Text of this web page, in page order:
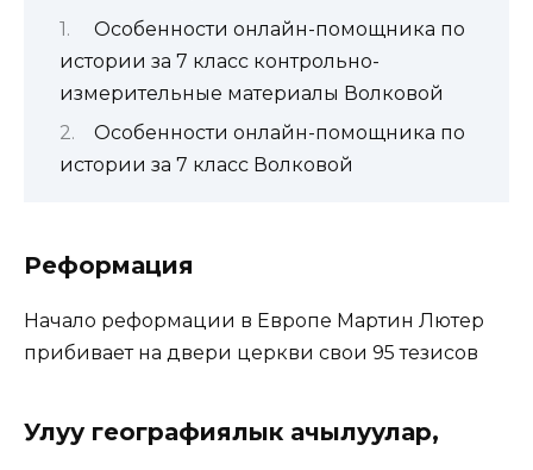
Особенности онлайн-помощника по
истории за 7 класс контрольно-
измерительные материалы Волковой
Особенности онлайн-помощника по
истории за 7 класс Волковой
Реформация
Начало реформации в Европе Мартин Лютер
прибивает на двери церкви свои 95 тезисов
Улуу географиялык ачылуулар,